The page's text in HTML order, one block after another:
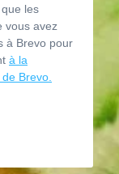
les
vous avez
à Brevo pour
à la
Brevo.